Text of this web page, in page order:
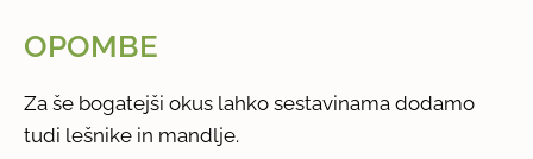
OPOMBE
Za še bogatejši okus lahko sestavinama dodamo
tudi lešnike in mandlje.